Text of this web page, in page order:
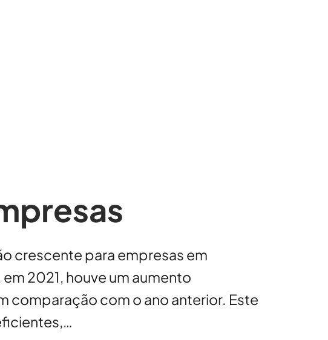
crescente para empresas em
2021, houve um aumento
comparação com o ano anterior. Este